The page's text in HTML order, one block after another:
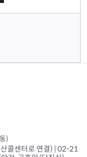
)
콜센터로 연결) | 02-21